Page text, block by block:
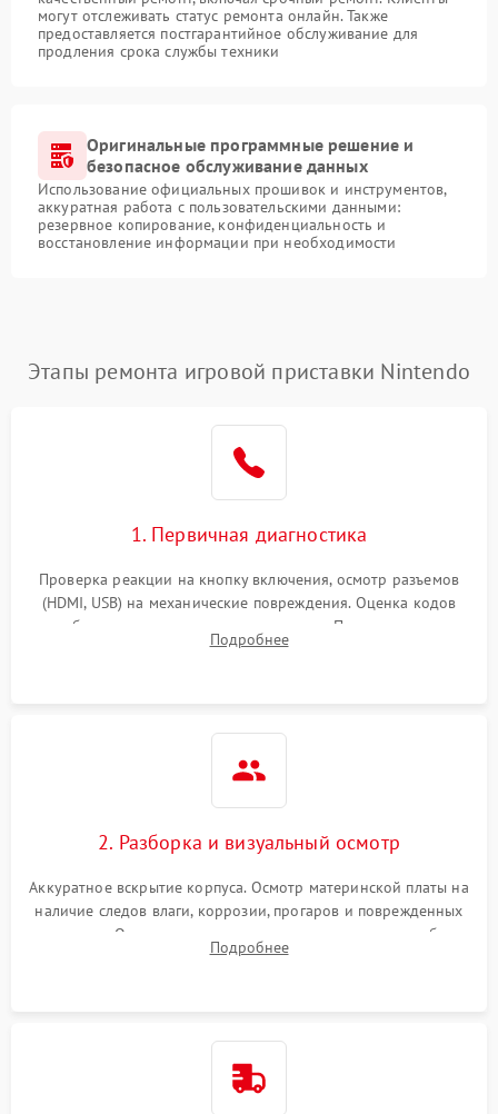
могут отслеживать статус ремонта онлайн. Также
предоставляется постгарантийное обслуживание для
продления срока службы техники
Оригинальные программные решение и
безопасное обслуживание данных
Использование официальных прошивок и инструментов,
аккуратная работа с пользовательскими данными:
резервное копирование, конфиденциальность и
восстановление информации при необходимости
Этапы ремонта игровой приставки Nintendo
1. Первичная диагностика
Проверка реакции на кнопку включения, осмотр разъемов
(HDMI, USB) на механические повреждения. Оценка кодов
ошибок на экране или по индикаторам. Проверка чтения
дисков, работы геймпадов и наличия гарантийных пломб.
Подробнее
2. Разборка и визуальный осмотр
Аккуратное вскрытие корпуса. Осмотр материнской платы на
наличие следов влаги, коррозии, прогаров и поврежденных
элементов. Оценка состояния системы охлаждения, турбины
кулера и степени загрязнения радиатора пылью.
Подробнее